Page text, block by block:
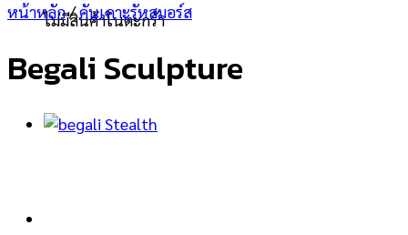
ไม่มีสินค้าในตะกร้า
หน้าหลัก/คันเคาะรัหสมอร์ส
Begali Sculpture